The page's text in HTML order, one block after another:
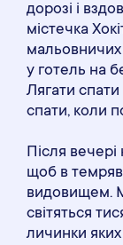
дорозі і
містечка
мальовничих
у готель на
Лягати
спати, коли
Після
щоб в
видовищем.
світяться
личинки яких